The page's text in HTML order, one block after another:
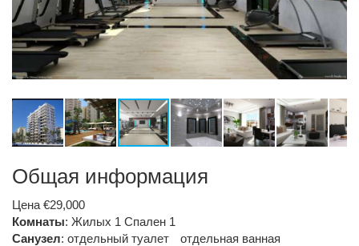
Общая информация
Цена €29,000
Комнаты: Жилых 1 Спален 1
Санузел: отдельный туалет
отдельная ванная